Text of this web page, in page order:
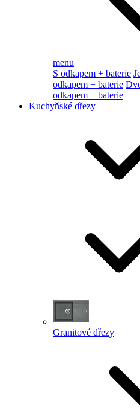
menu
S odkapem + baterie
odkapem + baterie
odkapem + baterie
Kuchyňské dřezy
Granitové dřezy